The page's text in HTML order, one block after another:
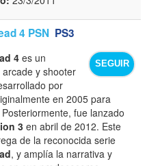
4 PSN PS3
SEGUIR
4 es un
y shooter
por
en 2005 para
fue lanzado
3en abril de 2012. Este
de la reconocida serie
, y amplía la narrativa y